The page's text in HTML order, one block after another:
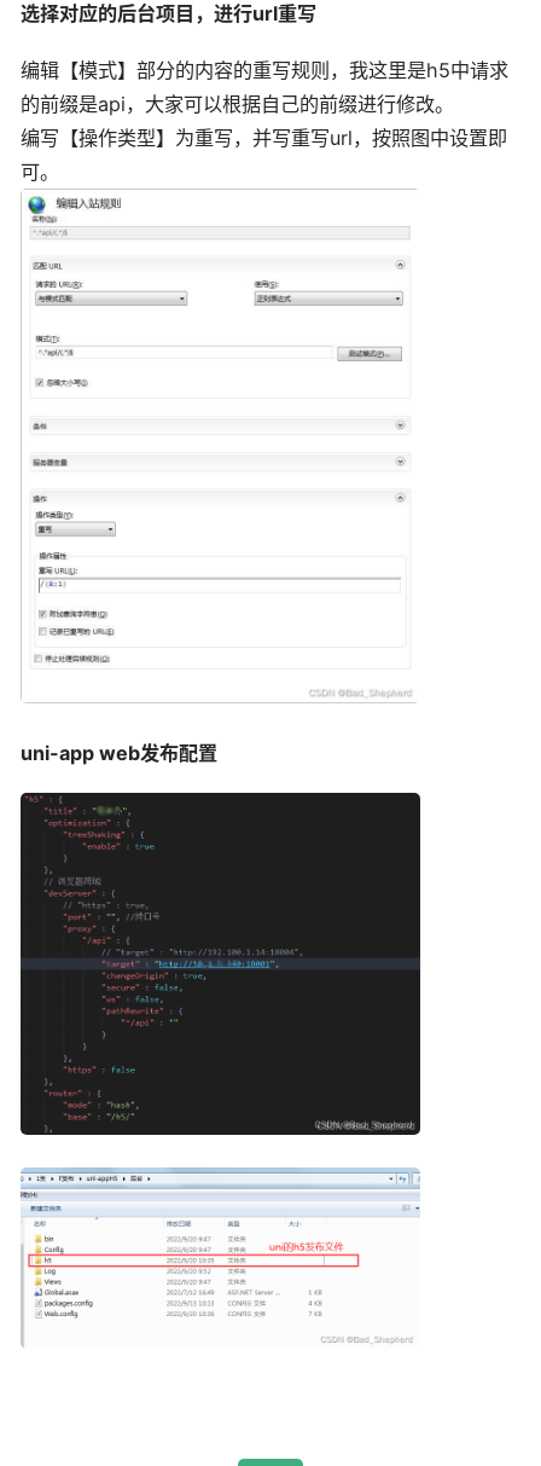
选择对应的后台项目，进行url重写
编辑【模式】部分的内容的重写规则，我这里是h5中请求
的前缀是api，大家可以根据自己的前缀进行修改。
编写【操作类型】为重写，并写重写url，按照图中设置即
可。
uni-app web发布配置